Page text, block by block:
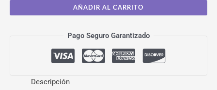
AÑADIR AL CARRITO
Pago Seguro Garantizado
Descripción